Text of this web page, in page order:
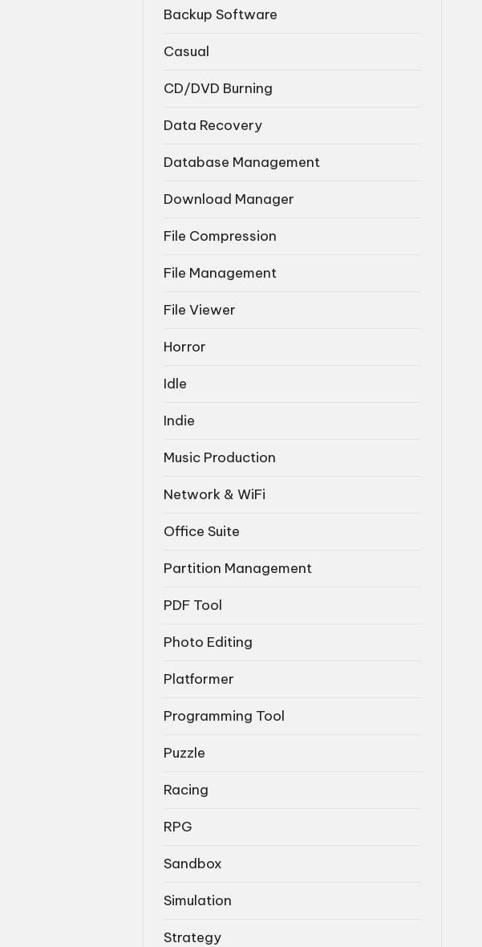
Backup Software
Casual
CD/DVD Burning
Data Recovery
Database Management
Download Manager
File Compression
File Management
File Viewer
Horror
Idle
Indie
Music Production
Network & WiFi
Office Suite
Partition Management
PDF Tool
Photo Editing
Platformer
Programming Tool
Puzzle
Racing
RPG
Sandbox
Simulation
Strategy